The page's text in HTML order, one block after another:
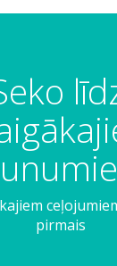
pirmais